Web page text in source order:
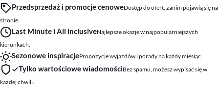
Przedsprzedaż i promocje cenoweDostęp do ofert, zanim pojawią się na
stronie.
Last Minute i All inclusiveNajlepsze okazje w najpopularniejszych
kierunkach.
Sezonowe inspiracjePropozycje wyjazdów i porady na każdy miesiąc.
Tylko wartościowe wiadomościBez spamu, możesz wypisać się w
każdej chwili.